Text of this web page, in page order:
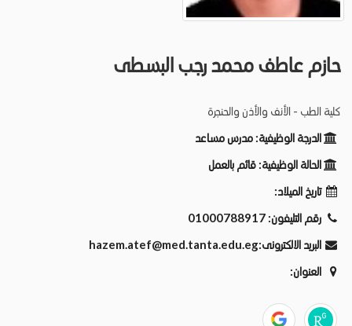
حازم عاطف محمد رجب البسطى
كلية الطب - الأنف والأذن والحنجرة
الدرجة الوظيفية: مدرس مساعد
الحالة الوظيفية: قائم بالعمل
تاريخ الميلاد:
رقم التليفون: 01000788917
البريد الالكترونى:hazem.atef@med.tanta.edu.eg
العنوان: